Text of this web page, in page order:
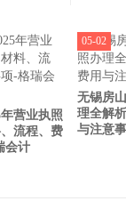
营业执照
流程、费
会计
无锡房
理全解
与注意
05-02